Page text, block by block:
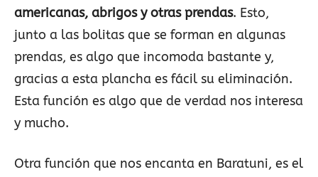
americanas, abrigos y otras prendas. Esto,
junto a las bolitas que se forman en algunas
prendas, es algo que incomoda bastante y,
gracias a esta plancha es fácil su eliminación.
Esta función es algo que de verdad nos interesa
y mucho.
Otra función que nos encanta en Baratuni, es el